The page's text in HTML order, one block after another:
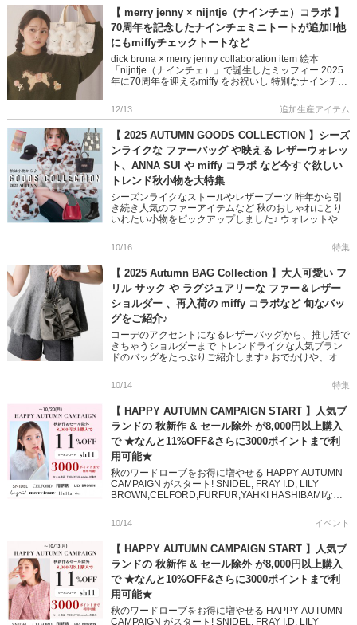
【 merry jenny × nijntje（ナインチェ）コラボ 】
70周年を記念したナインチェミニトートが追加!!他
にもmiffyチェックトートなど
dick bruna × merry jenny collaboration item 絵本
「nijntje（ナインチェ）」で誕生したミッフィー 2025
年に70周年を迎えるmiffy をお祝いし 特別なナインチェ
12/13 追加生産アイテム
【 2025 AUTUMN GOODS COLLECTION 】シーズ
ンライクな ファーバッグ や映える レザーウォレッ
ト、ANNA SUI や miffy コラボ など今すぐ欲しい
トレンド秋小物を大特集
シーズンライクなストールやレザーブーツ 昨年から引
き続き人気のファーアイテムなど 秋のおしゃれにとり
いれたい小物をピックアップしました♪ ウォレットやバ
てください! ＞＞ […]
10/16 特集
【 2025 Autumn BAG Collection 】大人可愛い フ
リル サック や ラグジュアリーな ファー＆レザー
ショルダー 、再入荷の miffy コラボなど 旬なバッ
グをご紹介♪
コーデのアクセントになるレザーバッグから、推し活で
きちゃうショルダーまで トレンドライクな人気ブラン
ドのバッグをたっぷりご紹介します♪ おでかけや、オフ
かり 日々のスタイ […]
10/14 特集
【 HAPPY AUTUMN CAMPAIGN START 】人気ブ
ランドの 秋新作 & セール除外 が8,000円以上購入
で ★なんと11%OFF&さらに3000ポイントまで利
用可能★
秋のワードローブをお得に増やせる HAPPY AUTUMN
CAMPAIGN がスタート! SNIDEL, FRAY I.D, LILY
BROWN,CELFORD,FURFUR,YAHKI HASHIBAMIなど
10/14 イベント
【 HAPPY AUTUMN CAMPAIGN START 】人気ブ
ランドの 秋新作 & セール除外 が8,000円以上購入
で ★なんと10%OFF&さらに3000ポイントまで利
用可能★
秋のワードローブをお得に増やせる HAPPY AUTUMN
CAMPAIGN がスタート! SNIDEL, FRAY I.D, LILY